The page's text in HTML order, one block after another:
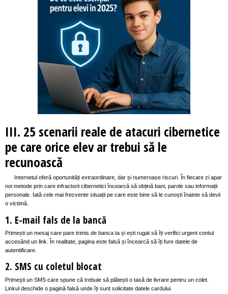
III. 25 scenarii reale de atacuri cibernetice
pe care orice elev ar trebui să le
recunoască
Internetul oferă oportunități extraordinare, dar și numeroase riscuri. În fiecare zi apar
noi metode prin care infractorii cibernetici încearcă să obțină bani, parole sau informații
personale. Iată cele mai frecvente situații pe care este bine să le cunoști înainte să devii
o victimă.
1. E-mail fals de la bancă
Primești un mesaj care pare trimis de banca ta și ești rugat să îți verifici urgent contul
accesând un link. În realitate, pagina este falsă și încearcă să îți fure datele de
autentificare.
2. SMS cu coletul blocat
Primești un SMS care spune că trebuie să plătești o taxă de livrare pentru un colet.
Linkul deschide o pagină falsă unde îți sunt solicitate datele cardului.